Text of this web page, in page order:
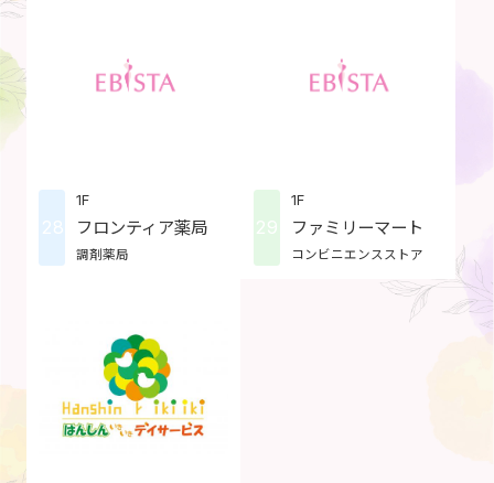
28
1F
フロンティア薬局
調剤薬局
29
1F
ファミリーマート
コンビニエンスストア